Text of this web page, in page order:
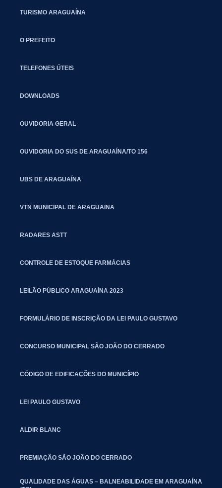
TURISMO ARAGUAÍNA
O PREFEITO
TELEFONES ÚTEIS
DOWNLOADS
OUVIDORIA GERAL
OUVIDORIA DO SUS DE ARAGUAÍNA/TO 156
UBS DE ARAGUAÍNA
VTN MUNICIPAL DE ARAGUAINA
RADARES ASTT
CONTROLE DE ESTOQUE FARMÁCIAS
LEILÃO PÚBLICO ARAGUAÍNA 2023
FORMULÁRIO DE INSCRIÇÃO DA LEI PAULO GUSTAVO
CONCURSO MUNICIPAL SÃO JOÃO DO CERRADO
CÓDIGO DE EDIFICAÇÕES DO MUNICÍPIO
LEI PAULO GUSTAVO
ALDIR BLANC
PREMIAÇÃO SÃO JOÃO DO CERRADO
QUALIDADE DAS ÁGUAS – BALNEABILIDADE EM ARAGUAÍNA